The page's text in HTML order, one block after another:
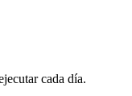
cada día.